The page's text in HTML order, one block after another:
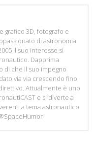
grafico 3D, fotografo e
di astronomia
il suo interesse si
Dapprima
di che il suo impegno
via via crescendo fino
Attualmente è uno
e si diverte a
a tema astronautico